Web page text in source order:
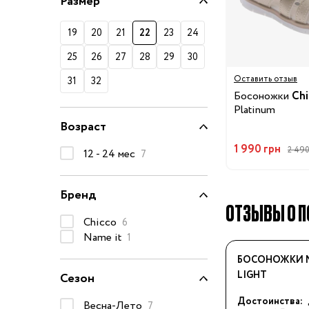
74-86 см
92-104 см
110-128 см
134-146 см
152-176 см
Босоножки
Ботинки и полуботинки
Кеды
Кроссовки
Сланцы
Тапочки
19 20 21 22 23
24
25
26 27 28 29
30
31
32
Возраст
12 - 24 мес 7
Бренд
Chicco 6
Name it 1
Сезон
7
Оставить отзыв
Босоножки
Platinum
1 990 грн 2
ОТЗЫВЫ О
БОСОНОЖКИ
LIGHT
Достоинства: